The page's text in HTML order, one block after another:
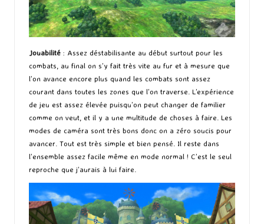
Jouabilité : Assez déstabilisante au début surtout pour les
combats, au final on s’y fait très vite au fur et à mesure que
l’on avance encore plus quand les combats sont assez
courant dans toutes les zones que l’on traverse. L’expérience
de jeu est assez élevée puisqu’on peut changer de familier
comme on veut, et il y a une multitude de choses à faire. Les
modes de caméra sont très bons donc on a zéro soucis pour
avancer. Tout est très simple et bien pensé. Il reste dans
l’ensemble assez facile même en mode normal ! C’est le seul
reproche que j’aurais à lui faire.